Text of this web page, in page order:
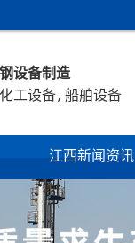
设备制造
工设备,船舶设备
江西新闻资讯